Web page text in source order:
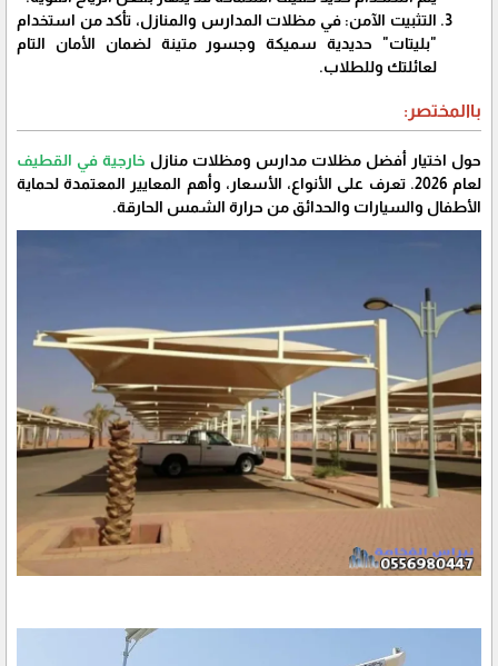
​التثبيت الآمن: في مظلات المدارس والمنازل، تأكد من استخدام
"بليتات" حديدية سميكة وجسور متينة لضمان الأمان التام
لعائلتك وللطلاب.
باالمختصر:
حول اختيار أفضل مظلات مدارس ومظلات منازل خارجية في القطيف
لعام 2026. تعرف على الأنواع، الأسعار، وأهم المعايير المعتمدة لحماية
الأطفال والسيارات والحدائق من حرارة الشمس الحارقة.